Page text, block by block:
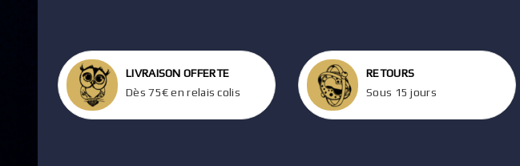
LIVRAISON OFFERTE
Dès 75€ en relais colis
RETOURS
Sous 15 jours